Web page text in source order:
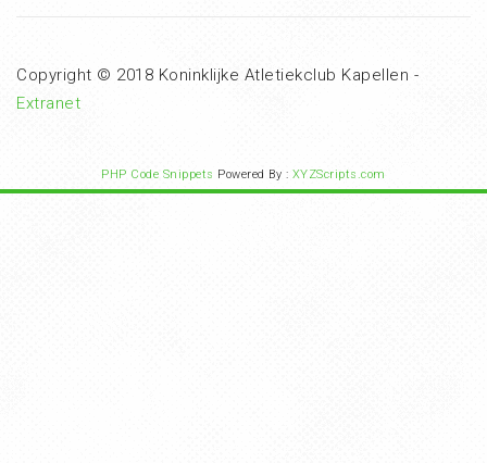
Copyright © 2018 Koninklijke Atletiekclub Kapellen -
Extranet
PHP Code Snippets Powered By : XYZScripts.com